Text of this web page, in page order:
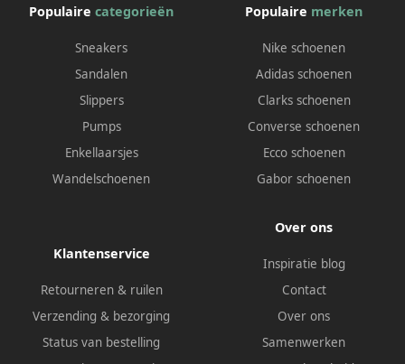
Populaire categorieën
Sneakers
Sandalen
Slippers
Pumps
Enkellaarsjes
Wandelschoenen
Populaire merken
Nike schoenen
Adidas schoenen
Clarks schoenen
Converse schoenen
Ecco schoenen
Gabor schoenen
Klantenservice
Retourneren & ruilen
Verzending & bezorging
Status van bestelling
Over ons
Inspiratie blog
Contact
Over ons
Samenwerken